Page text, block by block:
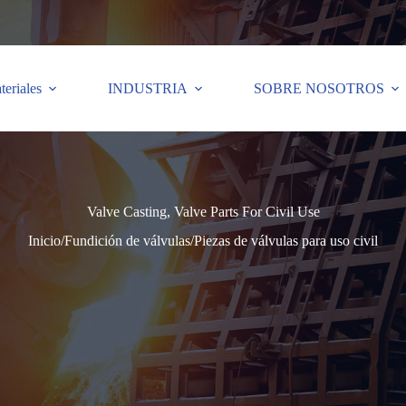
INDUSTRIA SOBRE NOSOTROS
Valve Casting, Valve Parts For Civil Use
Inicio/Fundición de válvulas/Piezas de válvulas para uso civil